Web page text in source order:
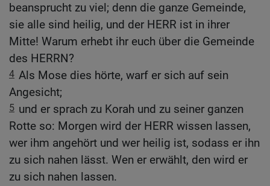
beansprucht zu viel; denn die ganze Gemeinde,
sie alle sind heilig, und der HERR ist in ihrer
Mitte! Warum erhebt ihr euch über die Gemeinde
des HERRN?
4 Als Mose dies hörte, warf er sich auf sein
Angesicht;
5 und er sprach zu Korah und zu seiner ganzen
Rotte so: Morgen wird der HERR wissen lassen,
wer ihm angehört und wer heilig ist, sodass er ihn
zu sich nahen lässt. Wen er erwählt, den wird er
zu sich nahen lassen.